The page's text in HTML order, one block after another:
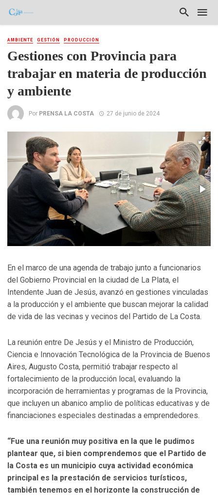
AMBIENTE GESTIÓN PRODUCCIÓN
Gestiones con Provincia para
trabajar en materia de producción
y ambiente
Por PRENSA LA COSTA 27 de junio de 2024
En el marco de una agenda de trabajo junto a funcionarios
del Gobierno Provincial en la ciudad de La Plata, el
Intendente Juan de Jesús, avanzó en gestiones vinculadas
a la producción y el ambiente que buscan mejorar la calidad
de vida de las vecinas y vecinos del Partido de La Costa.
La reunión entre De Jesús y el Ministro de Producción,
Ciencia e Innovación Tecnológica de la Provincia de Buenos
Aires, Augusto Costa, permitió trabajar respecto al
fortalecimiento de la producción local, evaluando la
incorporación de herramientas y programas de la Provincia,
que incluyen un abanico amplio de políticas educativas y de
financiaciones especiales destinadas a emprendedores.
“Fue una reunión muy positiva en la que le pudimos
plantear que, si bien comprendemos que el Partido de
la Costa es un municipio cuya actividad económica
principal es la prestación de servicios turísticos,
también tenemos en el horizonte la construcción de